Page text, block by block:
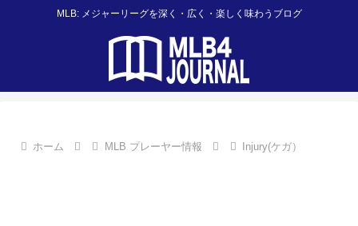
MLB: メジャーリーグを深く・広く・楽しく味わうブログ
ホーム MLB プレーヤー情報 Injury(ケガ）